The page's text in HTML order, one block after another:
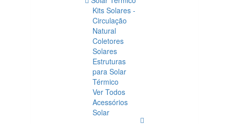
Kits Solares -
Circulação
Natural
Coletores
Solares
Estruturas
para Solar
Térmico
Ver Todos
Acessórios
Solar